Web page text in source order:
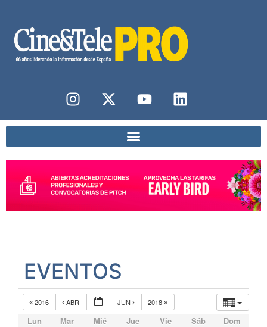
EVENTOS
2016 ABR JUN 2018
Lun Mar Mié Jue Vie Sáb Dom